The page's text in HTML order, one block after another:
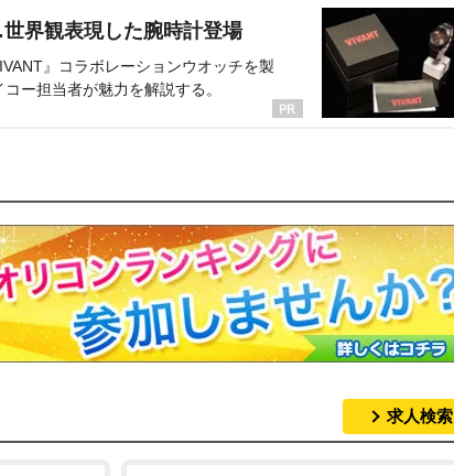
界観表現した腕時計登場
』コラボレーションウオッチを製
ー担当者が魅力を解説する。
求人検索